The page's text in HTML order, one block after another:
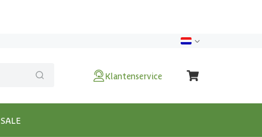
Klantenservice
SALE